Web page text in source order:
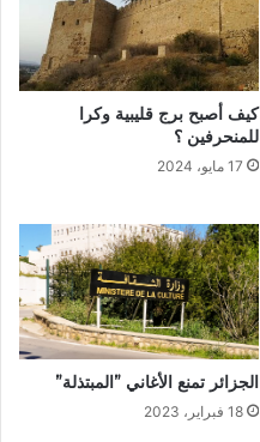
كيف أصبح برج قليبية وكرا
للمنحرفين ؟
17 مايو، 2024
الجزائر تمنع الأغاني ”المبتذلة”
18 فبراير، 2023